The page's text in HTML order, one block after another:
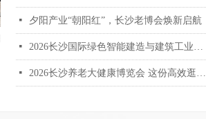
넷 夕阳产业“朝阳红”，长沙老博会焕新启航
넷 2026长沙国际绿色智能建造与建筑工业化博览会在长沙国际会展中心开幕
넷 2026长沙养老大健康博览会 这份高效逛展备忘录请查收